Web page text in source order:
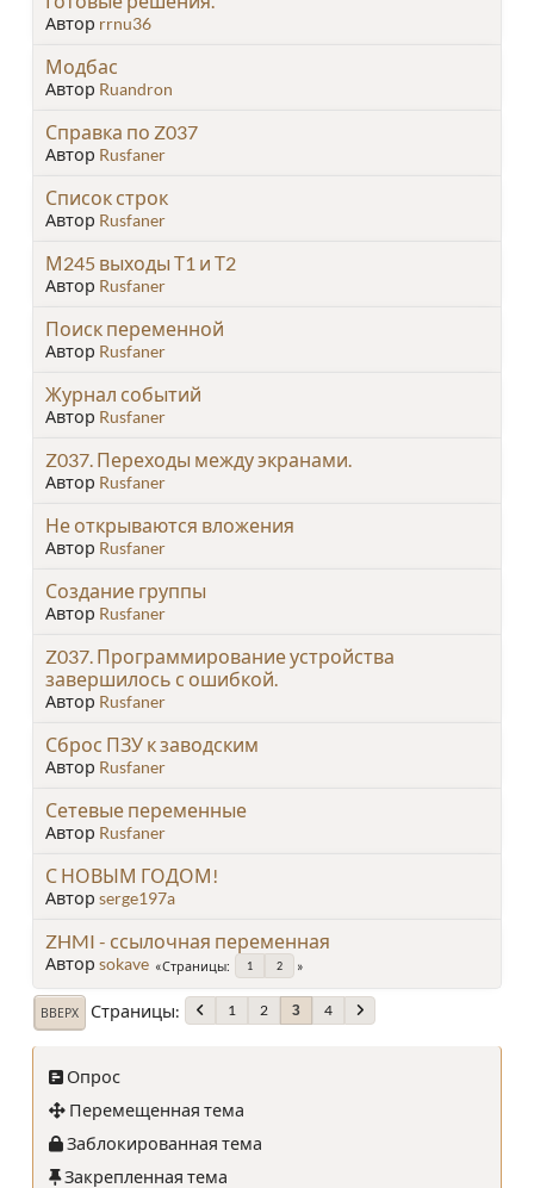
Автор rrnu36
Модбас
Автор Ruandron
Справка по Z037
Автор Rusfaner
Список строк
Автор Rusfaner
М245 выходы Т1 и Т2
Автор Rusfaner
Поиск переменной
Автор Rusfaner
Журнал событий
Автор Rusfaner
Z037. Переходы между экранами.
Автор Rusfaner
Не открываются вложения
Автор Rusfaner
Создание группы
Автор Rusfaner
Z037. Программирование устройства
завершилось с ошибкой.
Автор Rusfaner
Сброс ПЗУ к заводским
Автор Rusfaner
Сетевые переменные
Автор Rusfaner
С НОВЫМ ГОДОМ!
Автор serge197a
ZHMI - ссылочная переменная
Автор sokave Страницы 1 2
ВВЕРХ Страницы 1 2 3 4
Опрос
Перемещенная тема
Заблокированная тема
Закрепленная тема